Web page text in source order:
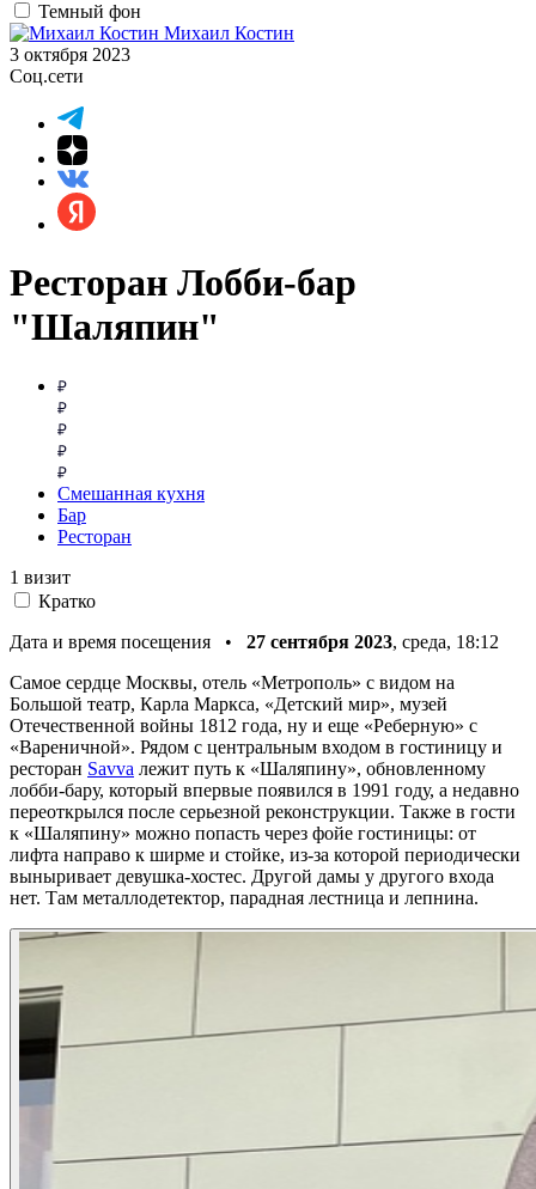
Темный фон
Михаил Костин
3 октября 2023
Соц.сети
Ресторан Лобби-бар
"Шаляпин"
Смешанная кухня
Бар
Ресторан
1 визит
Кратко
Дата и время посещения • 27 сентября 2023, среда, 18:12
Самое сердце Москвы, отель «Метрополь» с видом на
Большой театр, Карла Маркса, «Детский мир», музей
Отечественной войны 1812 года, ну и еще «Реберную» с
«Вареничной». Рядом с центральным входом в гостиницу и
ресторан Savva лежит путь к «Шаляпину», обновленному
лобби-бару, который впервые появился в 1991 году, а недавно
переоткрылся после серьезной реконструкции. Также в гости
к «Шаляпину» можно попасть через фойе гостиницы: от
лифта направо к ширме и стойке, из-за которой периодически
выныривает девушка-хостес. Другой дамы у другого входа
нет. Там металлодетектор, парадная лестница и лепнина.